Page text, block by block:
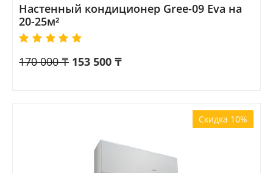
Настенный кондиционер Gree-09 Eva на
20-25м²
170 000 ₸ 153 500 ₸
Скидка 10%